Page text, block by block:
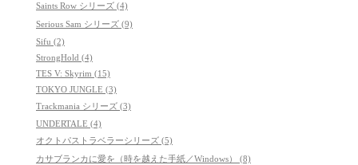
Saints Row シリーズ (4)
Serious Sam シリーズ (9)
Sifu (2)
StrongHold (4)
TES V: Skyrim (15)
TOKYO JUNGLE (3)
Trackmania シリーズ (3)
UNDERTALE (4)
オクトパストラベラーシリーズ (5)
カサブランカに愛を（時を越えた手紙／Windows） (8)